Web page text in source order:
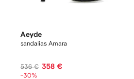
Aeyde
sandalias Amara
536 € 358 €
-30%